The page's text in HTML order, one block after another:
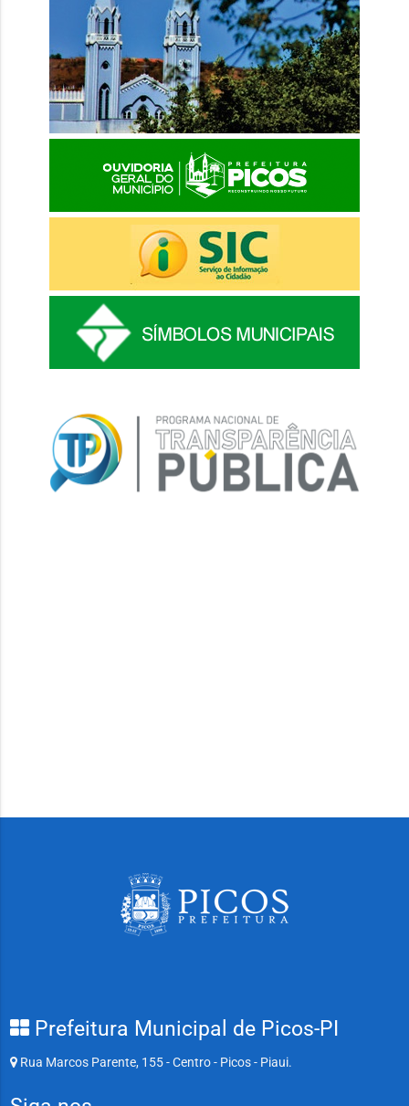
Prefeitura Municipal de Picos-PI
Rua Marcos Parente, 155 - Centro - Picos - Piaui.